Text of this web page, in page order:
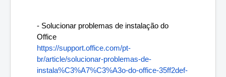
- Solucionar problemas de instalação do
Office
https://support.office.com/pt-
br/article/solucionar-problemas-de-
instala%C3%A7%C3%A3o-do-office-35ff2def-